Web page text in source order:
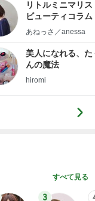
リトルミニマリス
ビューティコラ
little
あねっさ／anessa
美人になれる、た
んの魔法
hiromi
すべて見る
3